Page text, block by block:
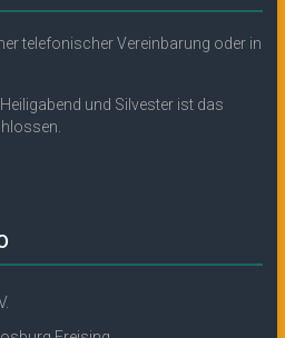
telefonischer Vereinbarung oder in
und Silvester ist das